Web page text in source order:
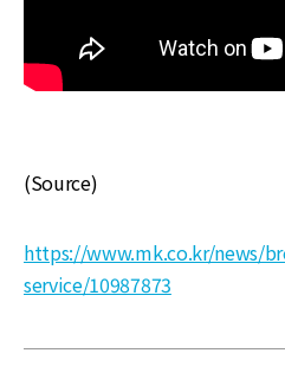
(Source)
https://www.mk.co.kr/news/
service/10987873